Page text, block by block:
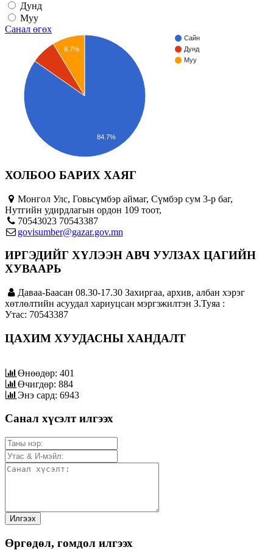
Дунд
Муу
Санал өгөх
Сайн
Дунд
Муу
8.7%
84.7%
ХОЛБОО БАРИХ ХАЯГ
Монгол Улс, Говьсүмбэр аймаг, Сүмбэр сум 3-р баг,
Нутгийн удирдлагын ордон 109 тоот,
70543023 70543387
govisumber@gazar.gov.mn
ИРГЭДИЙГ ХҮЛЭЭН АВЧ УУЛЗАХ ЦАГИЙН
ХУВААРЬ
Даваа-Баасан 08.30-17.30 Захиргаа, архив, албан хэрэг
хөтлөлтийн асуудал хариуцсан мэргэжилтэн З.Туяа :
Утас: 70543387
ЦАХИМ ХУУДАСНЫ ХАНДАЛТ
Өнөөдөр: 401
Өчигдөр: 884
Энэ сард: 6943
Санал хүсэлт илгээх
Өргөдөл, гомдол илгээх